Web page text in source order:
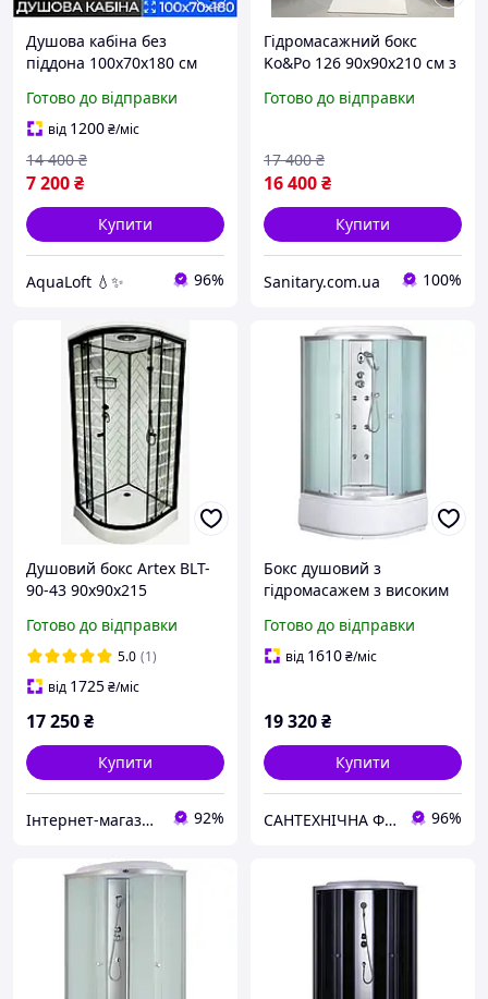
Душова кабіна без
піддона 100х70х180 см
сатин скло 5 мм матове
розсувні двері
Готово до відправки
від 1200₴/міс
7 200₴
14 400 ₴
Купити
AquaLoft 💧✨ 96%
Гідромасажний бокс
Ko&Po 126 90x90х210 см з
бокс матове скло душова
Готово до відправки
16 400₴
17 400 ₴
Купити
Sanitary.com.ua 100%
Душовий бокс Artex BLT-
90-43 90х90х215
Готово до відправки
5.0 (1)
від 1725₴/міс
17 250₴
Купити
Інтернет-магазин дверей, сантехніки та меблів «Хутко» 92%
Бокс душовий з
гідромасажем з високим
SBH01-90x90x215-FB
SATIN матове скло 4мм
Готово до відправки
від 1610₴/міс
19 320₴
Купити
САНТЕХНІЧНА ФОРТЕЦЯ 96%